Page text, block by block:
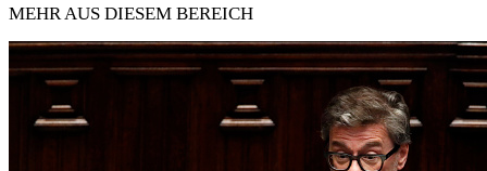
MEHR AUS DIESEM BEREICH